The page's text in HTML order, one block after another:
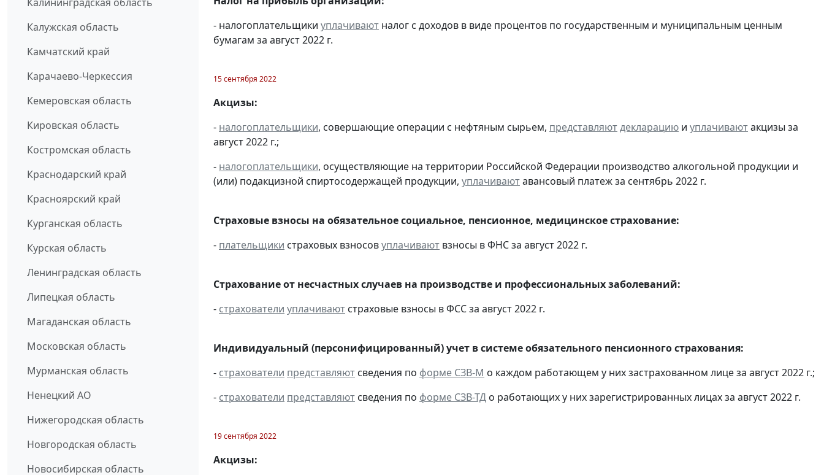
Калужская область
Камчатский край
Карачаево-Черкессия
Кемеровская область
Кировская область
Костромская область
Краснодарский край
Красноярский край
Курганская область
Курская область
Ленинградская область
Липецкая область
Магаданская область
Московская область
Мурманская область
Ненецкий АО
Нижегородская область
Новгородская область
Новосибирская область
- налогоплательщики уплачивают налог с доходов в виде процентов по государственным и муниципальным ценным
бумагам за август 2022 г.
15 сентября 2022
Акцизы:
- налогоплательщики, совершающие операции с нефтяным сырьем, представляютдекларацию и уплачиваютакцизы за
август 2022 г.;
- налогоплательщики, осуществляющие на территории Российской Федерации производство алкогольной продукции и
(или) подакцизной спиртосодержащей продукции, уплачиваютавансовый платеж за сентябрь 2022 г.
Страховые взносы на обязательное социальное, пенсионное, медицинское страхование:
- плательщики страховых взносовуплачивают взносы в ФНС за август 2022 г.
Страхование от несчастных случаев на производстве и профессиональных заболеваний:
- страхователи уплачивают страховые взносы в ФСС за август 2022 г.
Индивидуальный (персонифицированный) учет в системе обязательного пенсионного страхования:
- страхователи представляют сведения по форме СЗВ-М о каждом работающем у них застрахованном лице за август 2022 г.;
- страхователи представляют сведения по форме СЗВ-ТД о работающих у них зарегистрированных лицах за август 2022 г.
19 сентября 2022
Акцизы: